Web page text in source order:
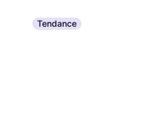
Tendance